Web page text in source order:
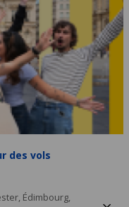
des vols
Édimbourg,